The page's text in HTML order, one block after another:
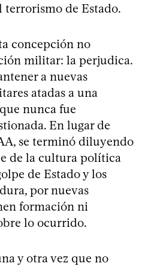
de Estado.
concepción no
militar: la perjudica.
a nuevas
atadas a una
nunca fue
En lugar de
se terminó diluyendo
de la cultura política
de Estado y los
por nuevas
formación ni
lo ocurrido.
y otra vez que no